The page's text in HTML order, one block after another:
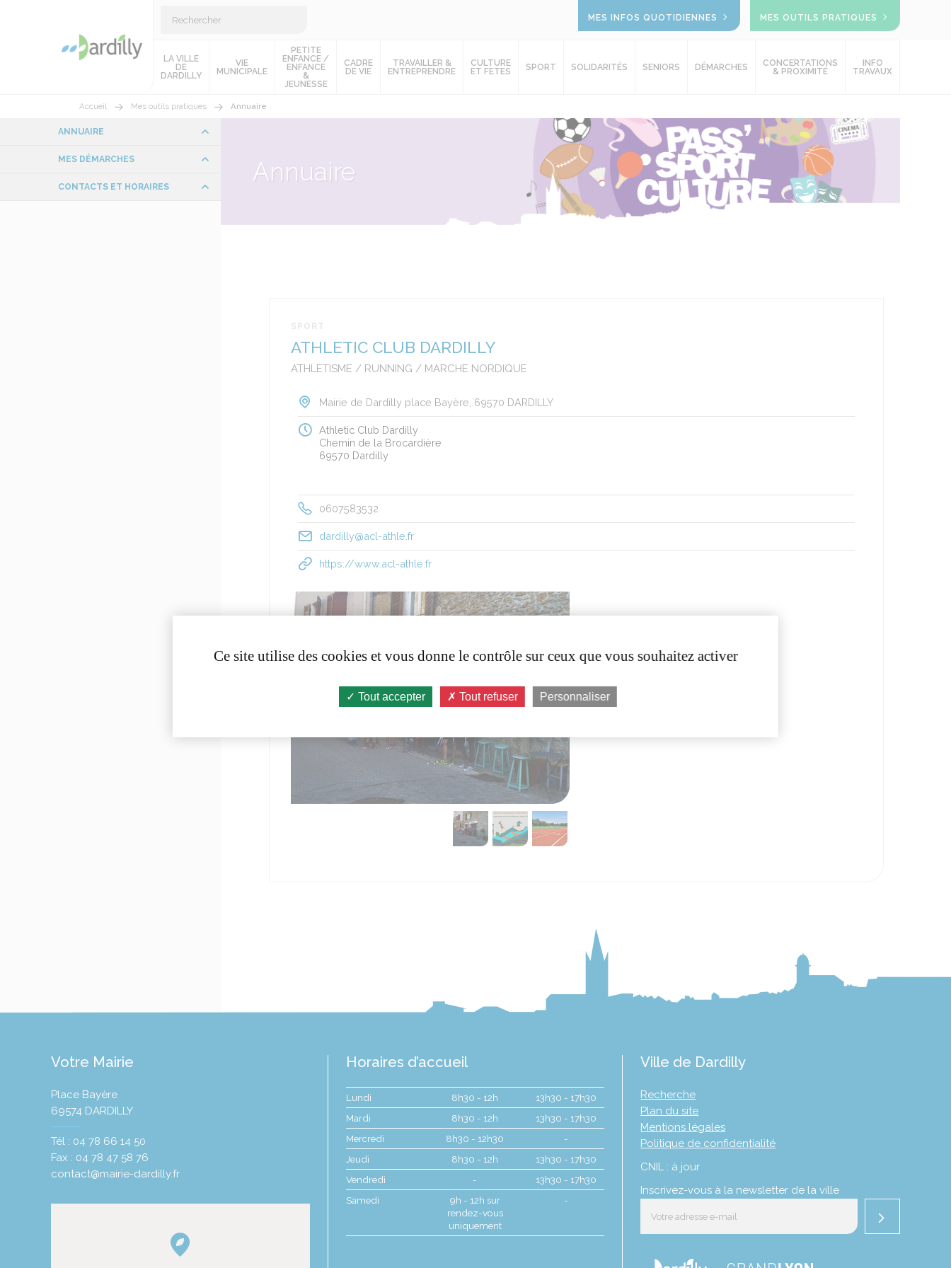
MES INFOS QUOTIDIENNES MES OUTILS PRATIQUES
LA VILLE
DE
DARDILLY
VIE
MUNICIPALE
PETITE
ENFANCE /
ENFANCE
&
JEUNESSE
CADRE
DE VIE
TRAVAILLER &
ENTREPRENDRE
CULTURE
ET FETES
SPORT SOLIDARITÉS SENIORS DÉMARCHES
CONCERTATIONS
& PROXIMITÉ
INFO
TRAVAUX
Accueil Mes outils pratiques Annuaire
Annuaire
SPORT
ATHLETIC CLUB DARDILLY
ATHLETISME / RUNNING / MARCHE NORDIQUE
Mairie de Dardilly place Bayère, 69570 DARDILLY
Athletic Club Dardilly
Chemin de la Brocardière
69570 Dardilly
0607583532
dardilly@acl-athle.fr
https://www.acl-athle.fr
ANNUAIRE
MES DÉMARCHES
CONTACTS ET HORAIRES
Votre Mairie
Place Bayère
69574 DARDILLY
Tél : 04 78 66 14 50
Fax : 04 78 47 58 76
contact@mairie-dardilly.fr
Horaires d’accueil
Lundi 8h30 - 12h
13h30 - 17h30
Mardi
8h30 - 12h
13h30 - 17h30
Mercredi
8h30 - 12h30
-
Jeudi
8h30 - 12h
13h30 - 17h30
Vendredi
-
13h30 - 17h30
Samedi
9h - 12h sur
rendez-vous
uniquement
-
Ville de Dardilly
Recherche
Plan du site
Mentions légales
Politique de confidentialité
CNIL : à jour
Inscrivez-vous à la newsletter de la ville
Ce site utilise des cookies et vous donne le contrôle sur ceux que vous souhaitez activer
Tout accepter Tout refuser Personnaliser